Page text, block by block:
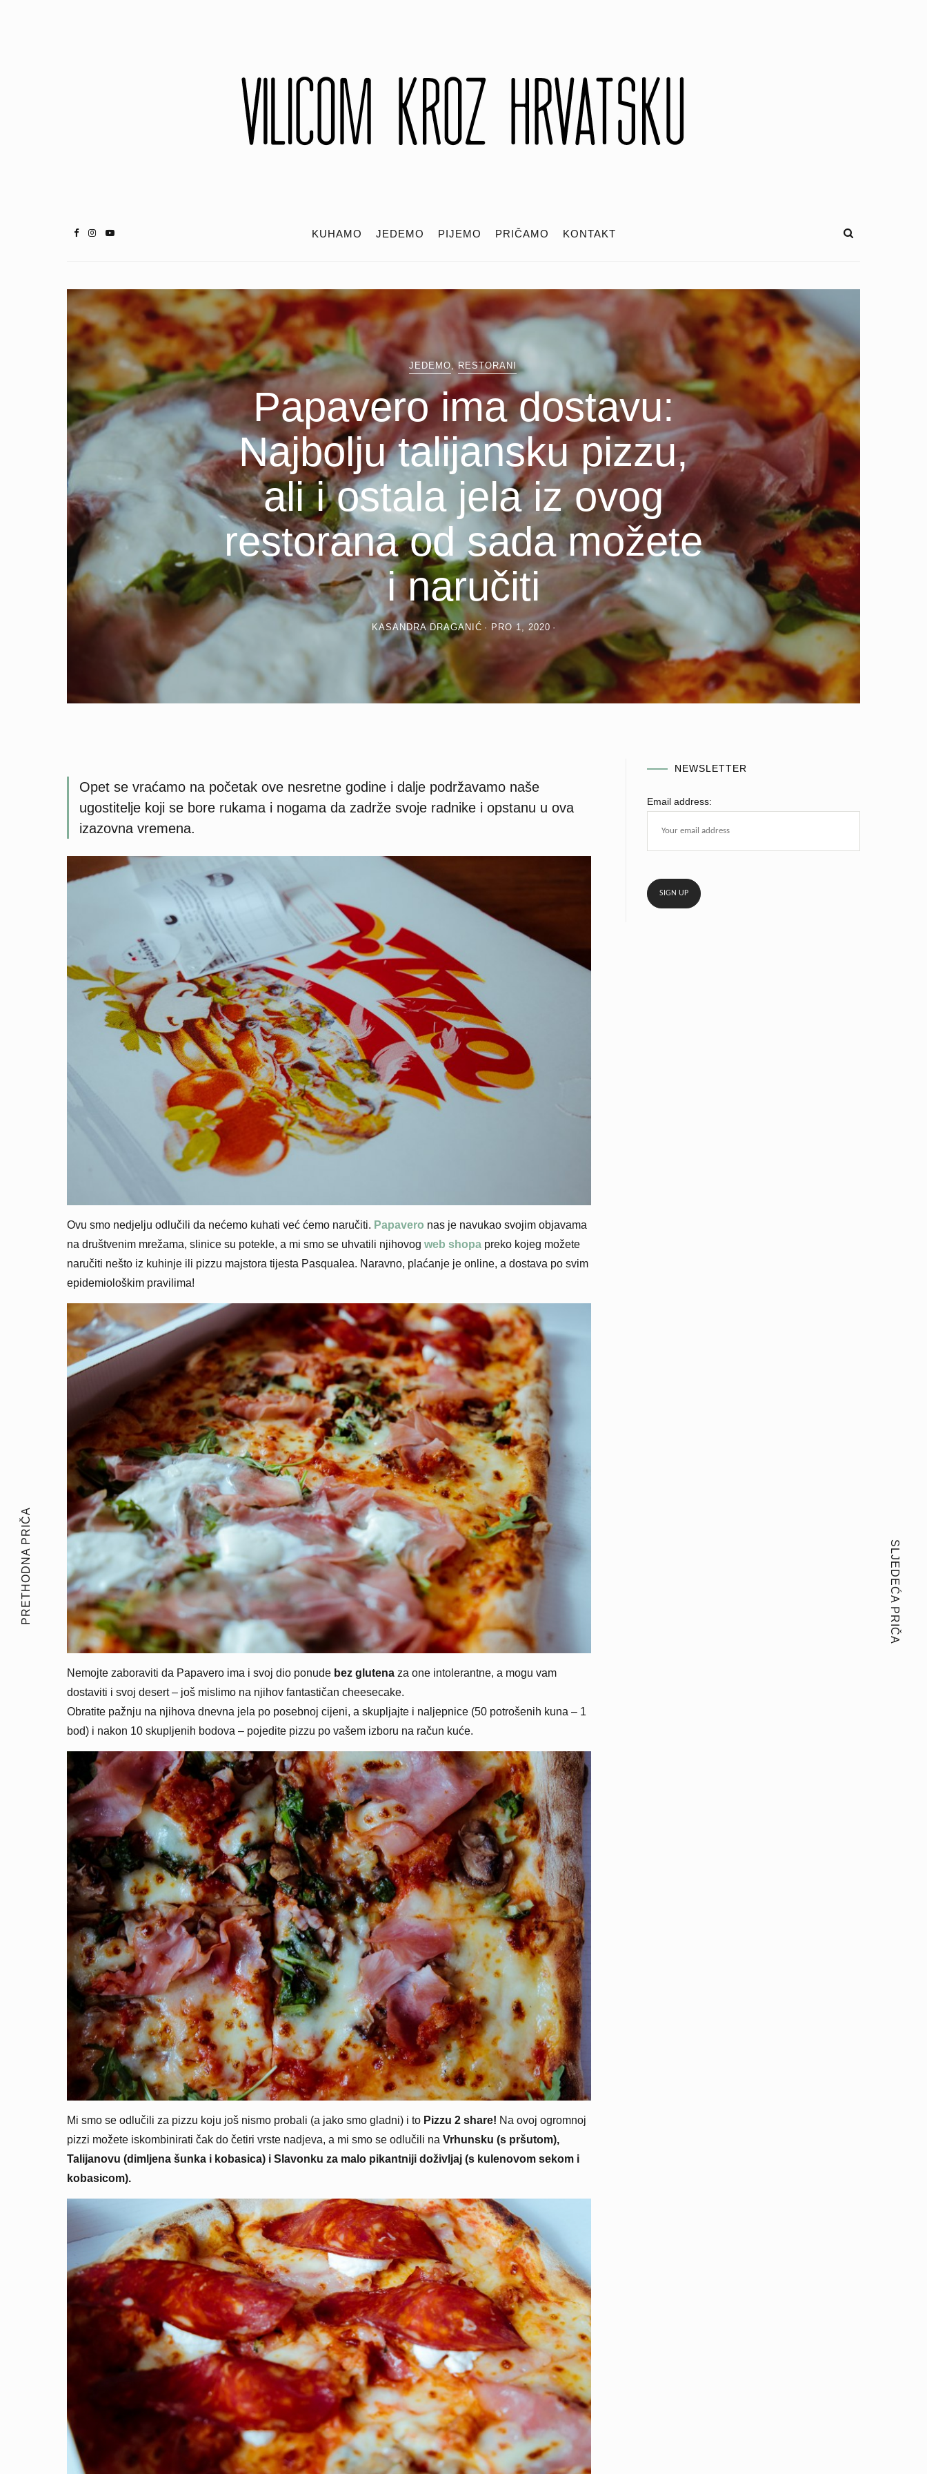
KUHAMO JEDEMO PIJEMO PRIČAMO KONTAKT
PRETHODNA PRIČA SLJEDEĆA PRIČA
JEDEMO ,RESTORANI
Papavero ima dostavu:
Najbolju talijansku pizzu,
ali i ostala jela iz ovog
restorana od sada možete
i naručiti
KASANDRA DRAGANIĆ PRO 1, 2020
Opet se vraćamo na početak ove nesretne godine i dalje podržavamo naše
ugostitelje koji se bore rukama i nogama da zadrže svoje radnike i opstanu u ova
izazovna vremena.
Ovu smo nedjelju odlučili da nećemo kuhati već ćemo naručiti. Papavero nas je navukao svojim objavama
na društvenim mrežama, slinice su potekle, a mi smo se uhvatili njihovog web shopa preko kojeg možete
naručiti nešto iz kuhinje ili pizzu majstora tijesta Pasqualea. Naravno, plaćanje je online, a dostava po svim
epidemiološkim pravilima!
Nemojte zaboraviti da Papavero ima i svoj dio ponude bez glutena za one intolerantne, a mogu vam
dostaviti i svoj desert – još mislimo na njihov fantastičan cheesecake.
Obratite pažnju na njihova dnevna jela po posebnoj cijeni, a skupljajte i naljepnice (50 potrošenih kuna – 1
bod) i nakon 10 skupljenih bodova – pojedite pizzu po vašem izboru na račun kuće.
Mi smo se odlučili za pizzu koju još nismo probali (a jako smo gladni) i to Pizzu 2 share! Na ovoj ogromnoj
pizzi možete iskombinirati čak do četiri vrste nadjeva, a mi smo se odlučili na Vrhunsku (s pršutom),
Talijanovu (dimljena šunka i kobasica) i Slavonku za malo pikantniji doživljaj (s kulenovom sekom i
kobasicom).
NEWSLETTER
Email address: